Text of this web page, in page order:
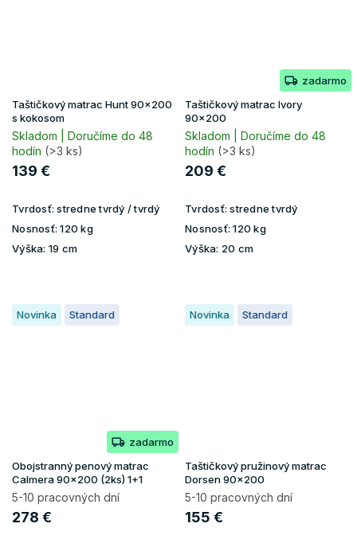
Taštičkový matrac Hunt 90x200
s kokosom
Skladom | Doručíme do 48
hodín (>3 ks)
139 €
Tvrdosť: stredne tvrdý / tvrdý
Nosnosť: 120 kg
Výška: 19 cm
zadarmo
Taštičkový matrac Ivory
90x200
Skladom | Doručíme do 48
hodín (>3 ks)
209 €
Tvrdosť: stredne tvrdý
Nosnosť: 120 kg
Výška: 20 cm
Novinka Standard
zadarmo
Obojstranný penový matrac
Calmera 90x200 (2ks) 1+1
5-10 pracovných dní
278 €
Novinka Standard
Taštičkový pružinový matrac
Dorsen 90x200
5-10 pracovných dní
155 €